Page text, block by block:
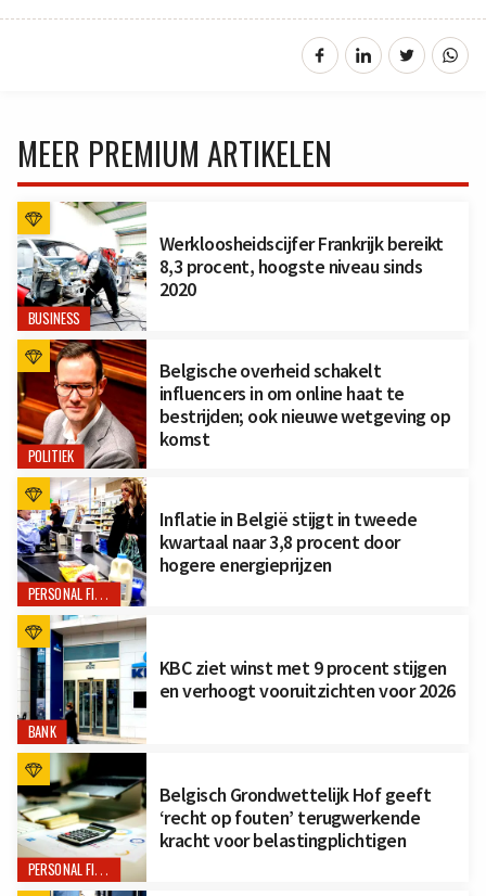
MEER PREMIUM ARTIKELEN
BUSINESS
Werkloosheidscijfer Frankrijk bereikt
8,3 procent, hoogste niveau sinds
2020
POLITIEK
Belgische overheid schakelt
influencers in om online haat te
bestrijden; ook nieuwe wetgeving op
komst
PERSONAL FINANCE
Inflatie in België stijgt in tweede
kwartaal naar 3,8 procent door
hogere energieprijzen
BANK
KBC ziet winst met 9 procent stijgen
en verhoogt vooruitzichten voor 2026
PERSONAL FINANCE
Belgisch Grondwettelijk Hof geeft
‘recht op fouten’ terugwerkende
kracht voor belastingplichtigen